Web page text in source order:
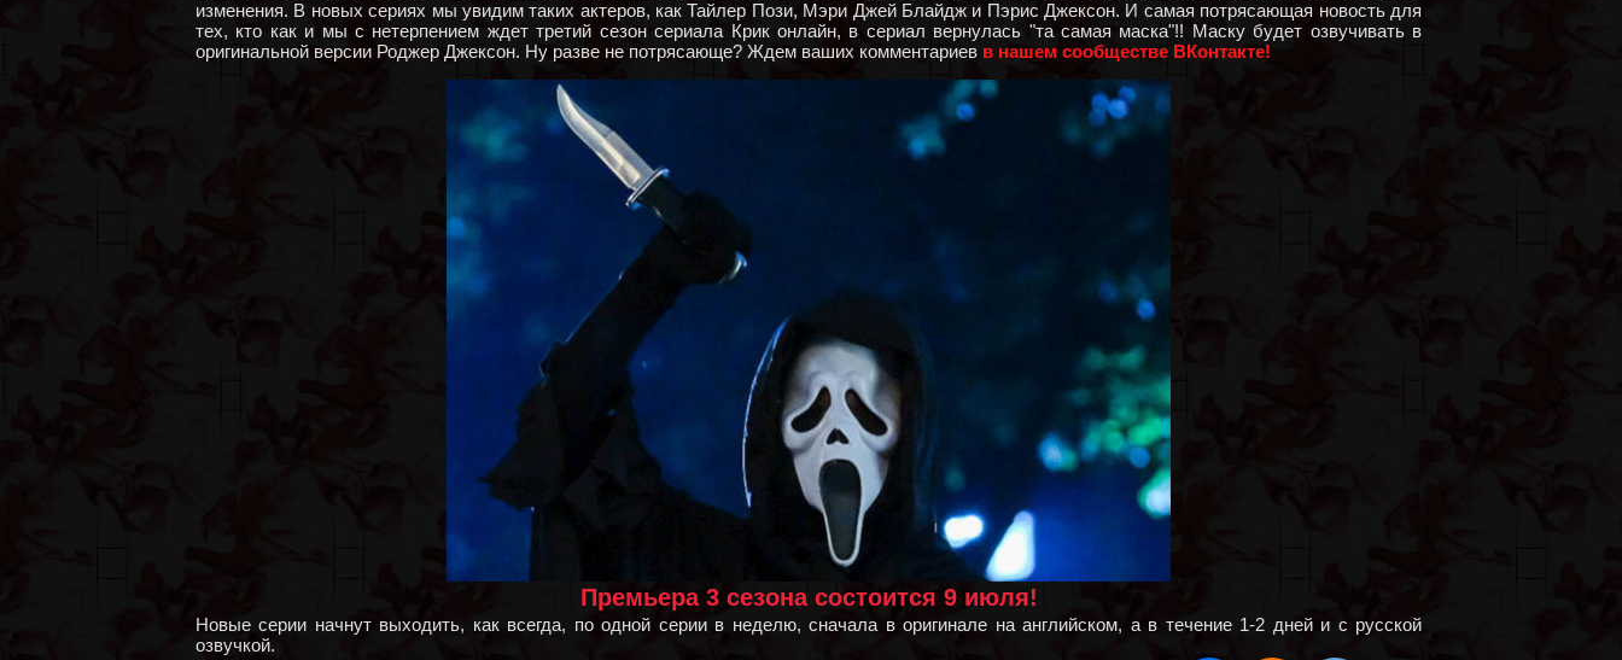
изменения. В новых сериях мы увидим таких актеров, как Тайлер Пози, Мэри Джей Блайдж и Пэрис Джексон. И самая потрясающая новость для
тех, кто как и мы с нетерпением ждет третий сезон сериала Крик онлайн, в сериал вернулась "та самая маска"!! Маску будет озвучивать в
оригинальной версии Роджер Джексон. Ну разве не потрясающе? Ждем ваших комментариев в нашем сообществе ВКонтакте!
Премьера 3 сезона состоится 9 июля!
Новые серии начнут выходить, как всегда, по одной серии в неделю, сначала в оригинале на английском, а в течение 1-2 дней и с русской
озвучкой.